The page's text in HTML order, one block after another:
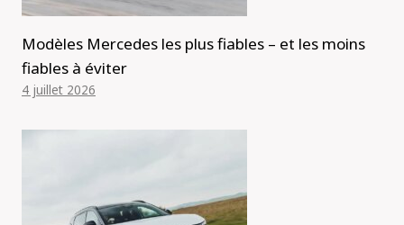
Modèles Mercedes les plus fiables – et les moins
fiables à éviter
4 juillet 2026